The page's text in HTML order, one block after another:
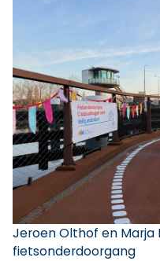
Jeroen Olthof en Marja
fietsonderdoorgang